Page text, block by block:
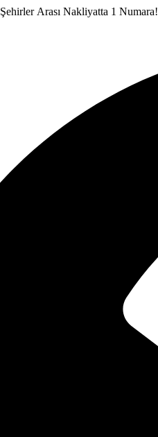
Şehirler Arası Nakliyatta 1 Numara!